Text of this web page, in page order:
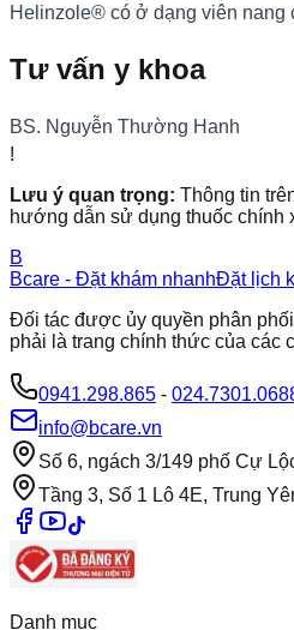
Helinzole® có ở dạng viên nang
Tư vấn y khoa
BS. Nguyễn Thường Hanh
!
Lưu ý quan trọng: Thông tin
hướng dẫn sử dụng thuốc chính
B
Bcare - Đặt khám nhanhĐặt lịch
Đối tác được ủy quyền phân
phải là trang chính thức của các
0941.298.865 -
info@bcare.vn
Số 6, ngách 3/149 phố Cự
Tầng 3, Số 1 Lô 4E, Trung
Danh mục